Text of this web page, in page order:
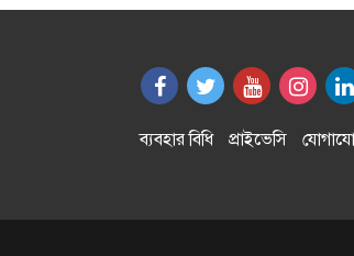
ব্যবহার বিধি প্রাইভেসি